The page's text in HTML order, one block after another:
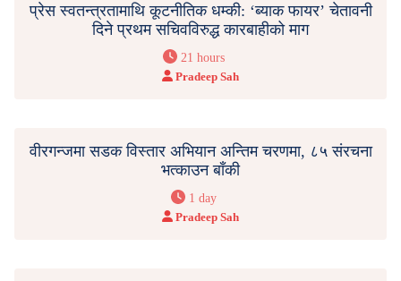
प्रेस स्वतन्त्रतामाथि कूटनीतिक धम्की: ‘ब्याक फायर’ चेतावनी
दिने प्रथम सचिवविरुद्ध कारबाहीको माग
21 hours
Pradeep Sah
वीरगन्जमा सडक विस्तार अभियान अन्तिम चरणमा, ८५ संरचना
भत्काउन बाँकी
1 day
Pradeep Sah